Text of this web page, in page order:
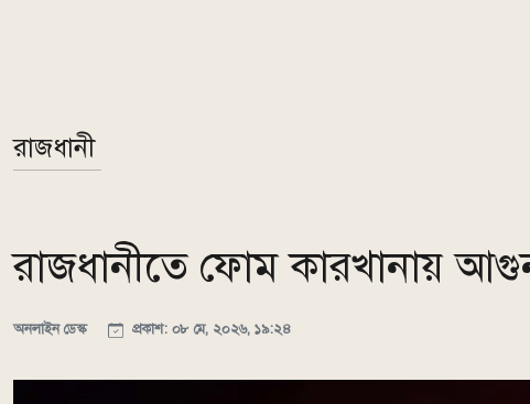
রাজধানী
রাজধানীতে ফোম কারখানায়
অনলাইন ডেস্ক প্রকাশ: ০৮ মে, ২০২৬, ১৯:২৪